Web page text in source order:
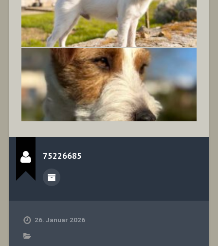
75226685
26. Januar 2026